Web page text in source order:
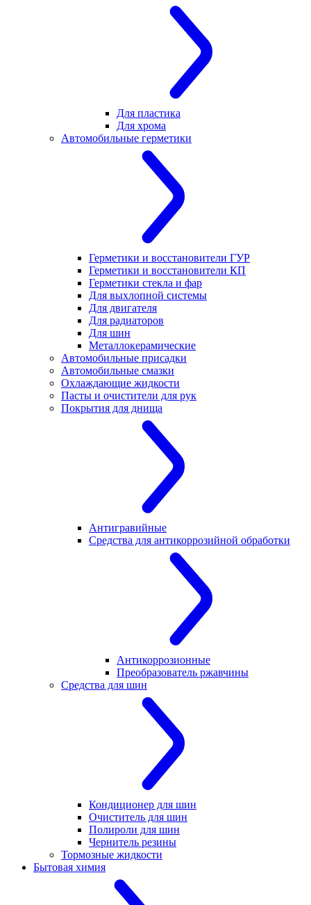
Для пластика
Для хрома
Автомобильные герметики
Герметики и восстановители ГУР
Герметики и восстановители КП
Герметики стекла и фар
Для выхлопной системы
Для двигателя
Для радиаторов
Для шин
Металлокерамические
Автомобильные присадки
Автомобильные смазки
Охлаждающие жидкости
Пасты и очистители для рук
Покрытия для днища
Антигравийные
Средства для антикоррозийной обработки
Антикоррозионные
Преобразователь ржавчины
Средства для шин
Кондиционер для шин
Очиститель для шин
Полироли для шин
Чернитель резины
Тормозные жидкости
Бытовая химия